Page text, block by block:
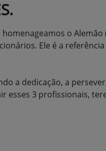
o Alemão
Ele é a
a dedicação, a
esses 3 profissionais,